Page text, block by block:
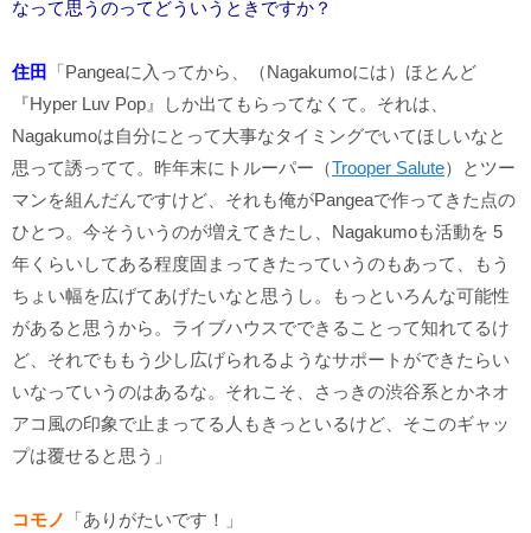
なって思うのってどういうときですか？
住田
「Pangeaに入ってから、（Nagakumoには）ほとんど
『Hyper Luv Pop』しか出てもらってなくて。それは、
Nagakumoは自分にとって大事なタイミングでいてほしいなと
思って誘ってて。昨年末にトルーパー（Trooper Salute）とツー
マンを組んだんですけど、それも俺がPangeaで作ってきた点の
ひとつ。今そういうのが増えてきたし、Nagakumoも活動を 5
年くらいしてある程度固まってきたっていうのもあって、もう
ちょい幅を広げてあげたいなと思うし。もっといろんな可能性
があると思うから。ライブハウスでできることって知れてるけ
ど、それでももう少し広げられるようなサポートができたらい
いなっていうのはあるな。それこそ、さっきの渋谷系とかネオ
アコ風の印象で止まってる人もきっといるけど、そこのギャッ
プは覆せると思う」
コモノ 「ありがたいです！」